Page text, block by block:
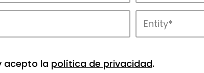
in APTE’s parks.
acepto la política de privacidad.